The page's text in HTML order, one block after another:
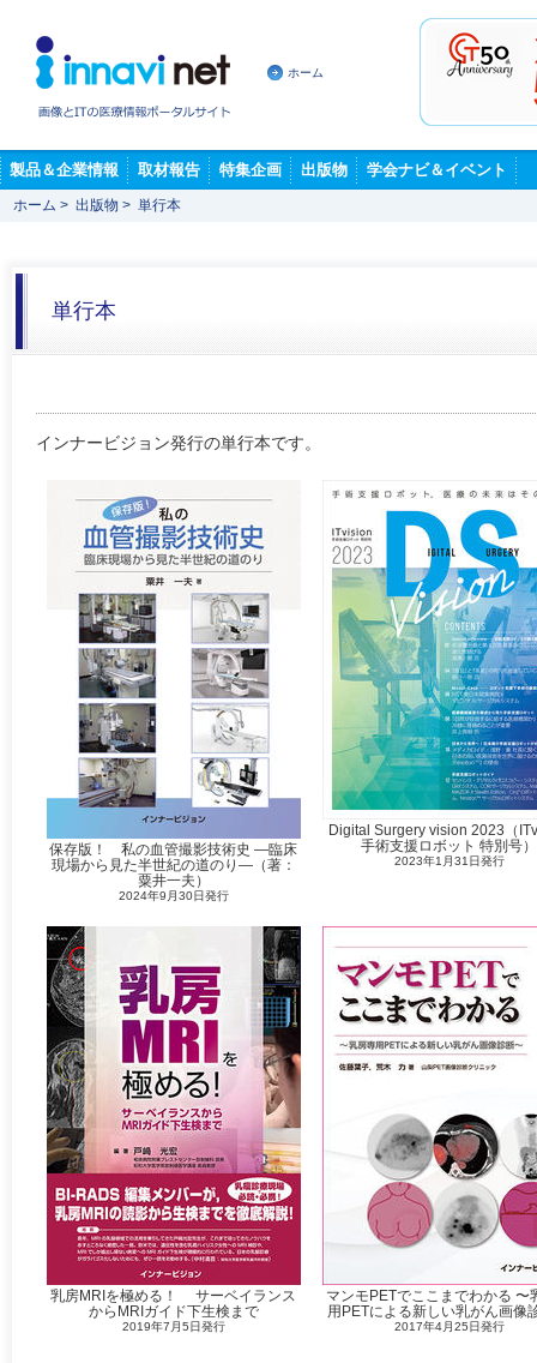
ホーム
製品＆企業情報 取材報告 特集企画 出版物 学会ナビ＆イベント
ホーム > 出版物 > 単行本
単行本
インナービジョン発行の単行本です。
保存版！ 私の血管撮影技術史 —臨床
現場から見た半世紀の道のり—（著：
粟井一夫）
2024年9月30日発行
Digital Surgery vision 2023（
手術支援ロボット 特別号）
2023年1月31日発行
乳房MRIを極める！ サーベイランス
からMRIガイド下生検まで
2019年7月5日発行
マンモPETでここまでわかる 〜
用PETによる新しい乳がん画像
2017年4月25日発行